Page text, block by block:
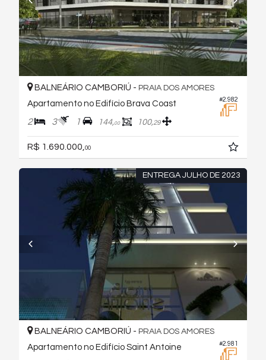
#2.982
BALNEÁRIO CAMBORIÚ - PRAIA DOS AMORES
Apartamento no Edifício Brava Coast
2 3 1 144,00 100,29
R$ 1.690.000, 00
ENTREGA JULHO DE 2023
#2.981
BALNEÁRIO CAMBORIÚ - PRAIA DOS AMORES
Apartamento no Edifício Saint Antoine